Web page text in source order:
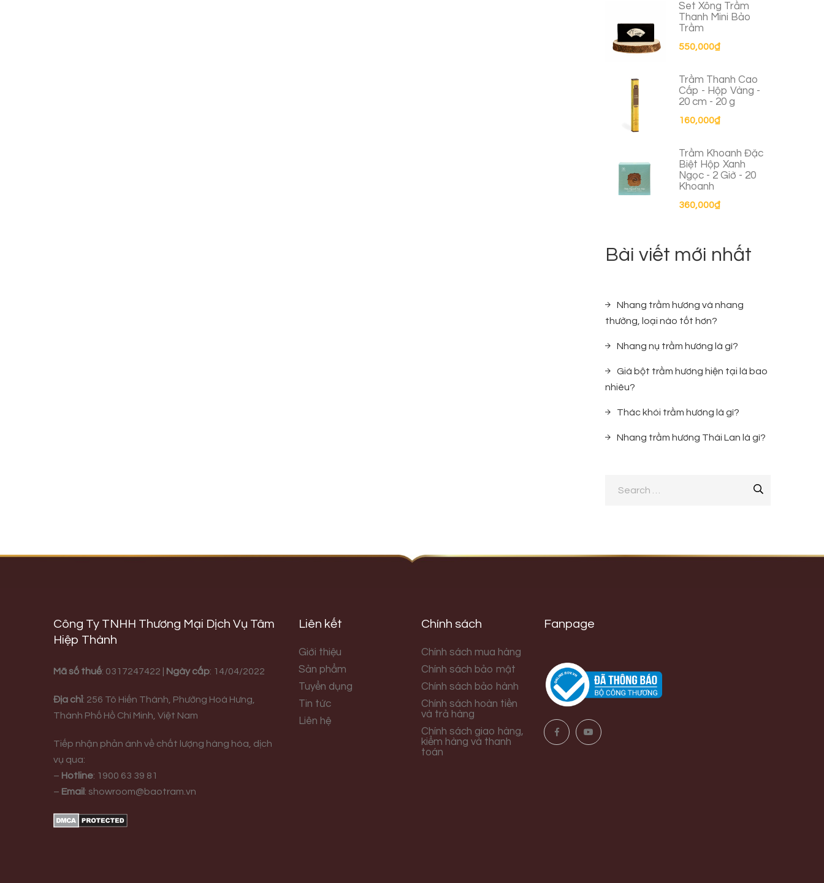
Set Xông Trầm
Thanh Mini Bảo
Trầm
550,000₫
Trầm Thanh Cao
Cấp - Hộp Vàng -
20 cm - 20 g
160,000₫
Trầm Khoanh Đặc
Biệt Hộp Xanh
Ngọc - 2 Giờ - 20
Khoanh
360,000₫
Bài viết mới nhất
Nhang trầm hương và nhang
thường, loại nào tốt hơn?
Nhang nụ trầm hương là gì?
Giá bột trầm hương hiện tại là bao
nhiêu?
Thác khói trầm hương là gì?
Nhang trầm hương Thái Lan là gì?
Công Ty TNHH Thương Mại Dịch Vụ Tâm
Hiệp Thành
Mã số thuế: 0317247422 | Ngày cấp: 14/04/2022
Địa chỉ: 256 Tô Hiến Thành, Phường Hoà Hưng,
Thành Phố Hồ Chí Minh, Việt Nam
Tiếp nhận phản ánh về chất lượng hàng hóa, dịch
vụ qua:
– Hotline: 1900 63 39 81
– Email : showroom@baotram.vn
Liên kết
Giới thiệu
Sản phẩm
Tuyển dụng
Tin tức
Liên hệ
Chính sách
Chính sách mua hàng
Chính sách bảo mật
Chính sách bảo hành
Chính sách hoàn tiền
và trả hàng
Chính sách giao hàng,
kiểm hàng và thanh
toán
Fanpage